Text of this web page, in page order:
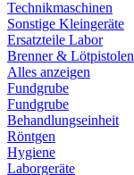
Technikmaschinen
Sonstige Kleingeräte
Ersatzteile Labor
Brenner & Lötpistolen
Alles anzeigen
Fundgrube
Fundgrube
Behandlungseinheit
Röntgen
Hygiene
Laborgeräte